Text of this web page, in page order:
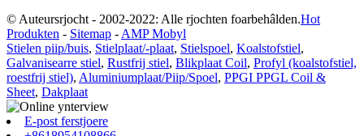
© Auteursrjocht - 2002-2022: Alle rjochten foarbehâlden.Hot
Produkten - Sitemap - AMP Mobyl
Stielen piip/buis, Stielplaat/-plaat, Stielspoel, Koalstofstiel,
Galvanisearre stiel, Rustfrij stiel, Blikplaat Coil, Profyl (koalstofstiel,
roestfrij stiel), Aluminiumplaat/Piip/Spoel, PPGI PPGL Coil &
Sheet, Dakplaat
E-post ferstjoere